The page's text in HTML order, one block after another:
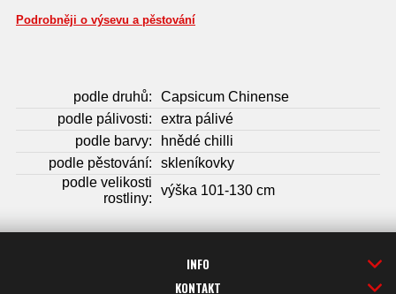
Podrobněji o výsevu a pěstování
podle druhů:
Capsicum Chinense
podle pálivosti:
extra pálivé
podle barvy:
hnědé chilli
podle pěstování:
skleníkovky
podle velikosti
rostliny:
výška 101-130 cm
INFO
KONTAKT